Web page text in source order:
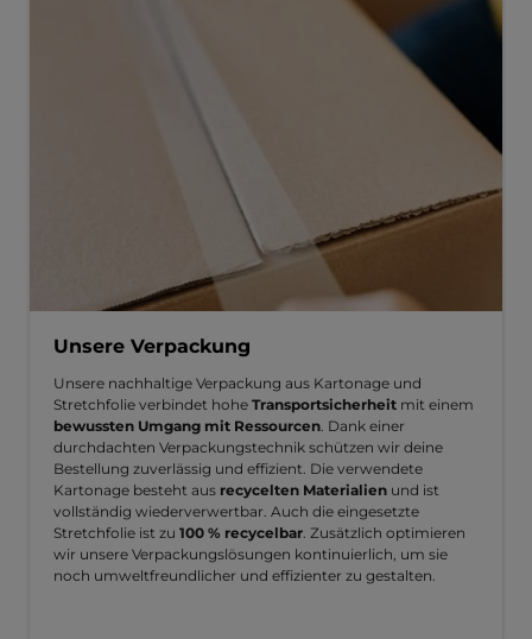
Unsere Verpackung
Unsere nachhaltige Verpackung aus Kartonage und
Stretchfolie verbindet hohe Transportsicherheit mit einem
bewussten Umgang mit Ressourcen . Dank einer
durchdachten Verpackungstechnik schützen wir deine
Bestellung zuverlässig und effizient. Die verwendete
Kartonage besteht aus recycelten Materialien und ist
vollständig wiederverwertbar. Auch die eingesetzte
Stretchfolie ist zu 100 % recycelbar . Zusätzlich optimieren
wir unsere Verpackungslösungen kontinuierlich, um sie
noch umweltfreundlicher und effizienter zu gestalten.